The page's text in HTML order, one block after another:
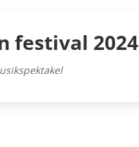
festival 2024